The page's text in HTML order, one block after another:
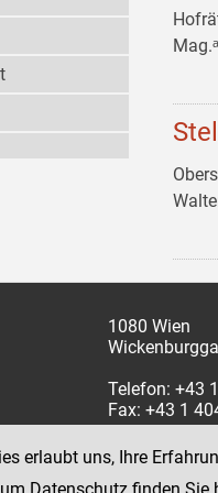
1080 Wien
Telefon: +43
Fax: +43 1
erlaubt uns, Ihre